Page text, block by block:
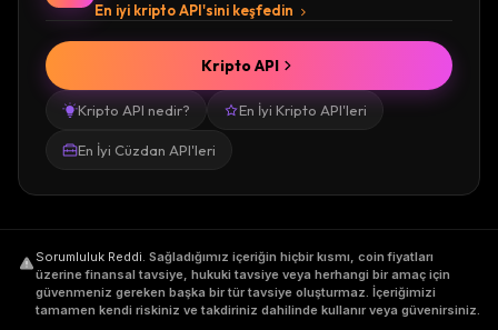
En iyi kripto API'sini keşfedin
Kripto API nedir? En İyi Kripto API'leri
En İyi Cüzdan API'leri
Kripto API
Sorumluluk Reddi. Sağladığımız içeriğin hiçbir kısmı, coin fiyatları
üzerine finansal tavsiye, hukuki tavsiye veya herhangi bir amaç için
güvenmeniz gereken başka bir tür tavsiye oluşturmaz. İçeriğimizi
tamamen kendi riskiniz ve takdiriniz dahilinde kullanır veya güvenirsiniz.